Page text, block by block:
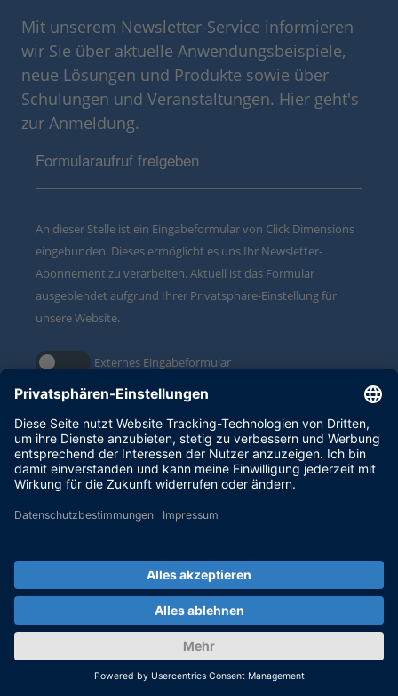
Mit unserem Newsletter-Service informieren
wir Sie über aktuelle Anwendungsbeispiele,
neue Lösungen und Produkte sowie über
Schulungen und Veranstaltungen. Hier geht's
zur Anmeldung.
Formularaufruf freigeben
An dieser Stelle ist ein Eingabeformular von Click Dimensions
eingebunden. Dieses ermöglicht es uns Ihr Newsletter-
Abonnement zu verarbeiten. Aktuell ist das Formular
ausgeblendet aufgrund Ihrer Privatsphäre-Einstellung für
unsere Website.
Externes Eingabeformular
Mit dem Aktivieren des Eingabeformulars erklären Sie sich
damit einverstanden, dass personenbezogene Daten an Click
Dimensions innerhalb der EU, in den USA, Kanada oder
Australien übermittelt werden. Mehr dazu in unserer
Datenschutzbestimmung
Your partner in simulation and validation